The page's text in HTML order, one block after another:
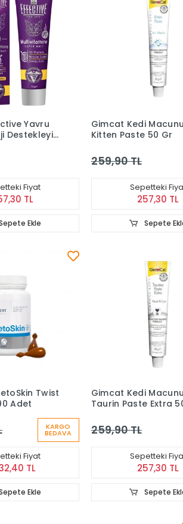
Yavru
Destekleyici
Fiyat
TL
Ekle
Gimcat Kedi Macunu
Kitten Paste 50 Gr
259,90 TL
Sepetteki
257,30 TL
Sepete
Twist
Adet
KARGO
BEDAVA
Fiyat
TL
Ekle
Gimcat Kedi Macunu
Taurin Paste Extra
259,90 TL
Sepetteki
257,30 TL
Sepete